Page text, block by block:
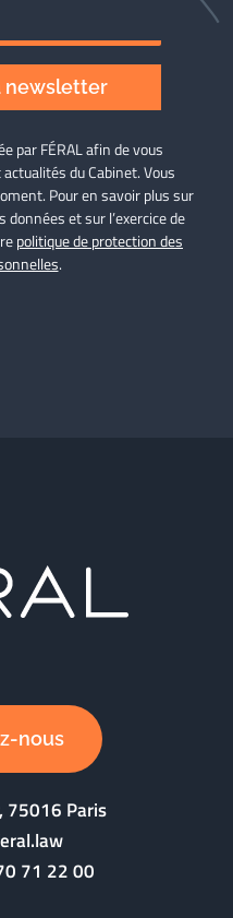
newsletter
par FÉRAL afin de vous
du Cabinet. Vous
Pour en savoir plus sur
et sur l’exercice de
politique de protection des
.
nous
75016 Paris
71 22 00